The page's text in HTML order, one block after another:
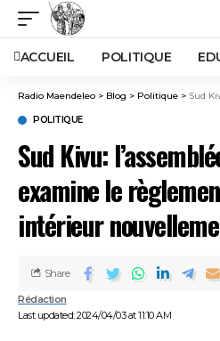
ACCUEIL POLITIQUE
Radio Maendeleo > Blog > Politique > Sud Kivu:
POLITIQUE
Sud Kivu:
examine le
intérieur
Last updated: 2024/04/03 at 11:10 AM
Rédaction
Share